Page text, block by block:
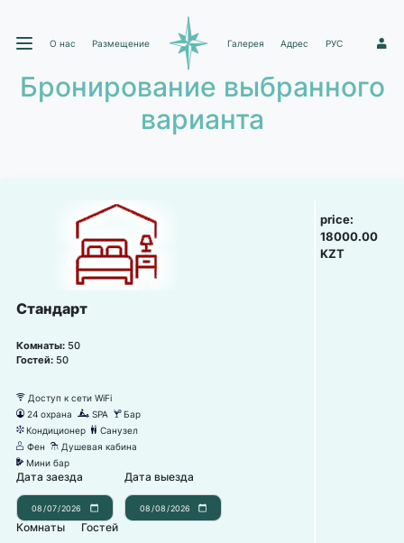
О нас Размещение Галерея Адрес РУС 1
Бронирование выбранного
варианта
Стандарт
Комнаты: 50
Гостей: 50
뀄 Доступ к сети WiFi
댑 24 охрана 녖 SPA 끝 Бар
뀸 Кондиционер 댃 Санузел
덶 Фен 댴 Душевая кабина
넕 Мини бар
Дата заезда Дата выезда
Комнаты Гостей
price:
18000.00
KZT